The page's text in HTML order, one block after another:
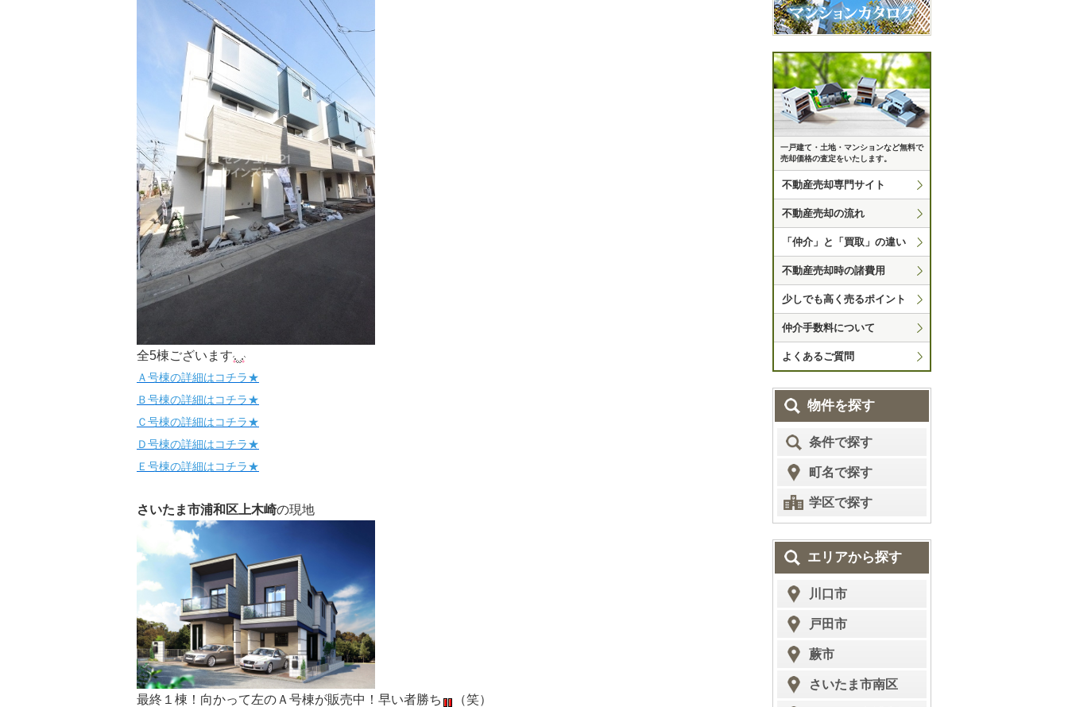
全5棟ございます
Ａ号棟の詳細はコチラ★
Ｂ号棟の詳細はコチラ★
Ｃ号棟の詳細はコチラ★
Ｄ号棟の詳細はコチラ★
Ｅ号棟の詳細はコチラ★
さいたま市浦和区上木崎の現地
最終１棟！向かって左のＡ号棟が販売中！早い者勝ち （笑）
一戸建て・土地・マンションなど無料で
売却価格の査定をいたします。
不動産売却専門サイト
不動産売却の流れ
「仲介」と「買取」の違い
不動産売却時の諸費用
少しでも高く売るポイント
仲介手数料について
よくあるご質問
物件を探す
条件で探す
町名で探す
学区で探す
エリアから探す
川口市
戸田市
蕨市
さいたま市南区